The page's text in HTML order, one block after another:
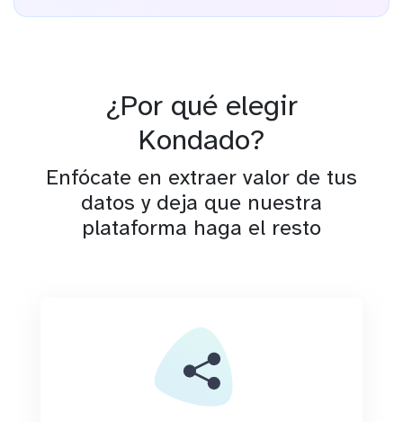
¿Por qué elegir
Kondado?
Enfócate en extraer valor de tus
datos y deja que nuestra
plataforma haga el resto